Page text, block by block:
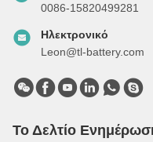
0086-15820499281
Ηλεκτρονικό
Leon@tl-battery.com
Το Δελτίο